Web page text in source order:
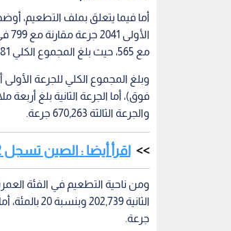
مع 565، حيث بلغ المجموع الكلي 5381 مقارنة مع 2070 في الأسبوع 28 السابق، وبنسبة ارتفاع حوالى 160 بالمئة.
والجرعة الثالثة 670,263 جرعة.
اقرأ أيضا : الصين تسجل 982 إصابة جديدة بكورونا
جرعة.